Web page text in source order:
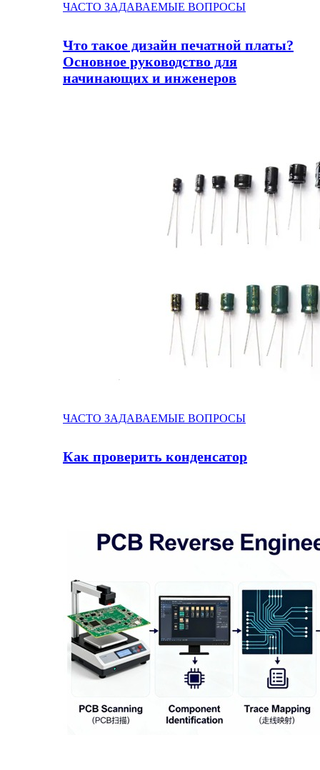
ЧАСТО ЗАДАВАЕМЫЕ ВОПРОСЫ
Что такое дизайн печатной платы?
Основное руководство для
начинающих и инженеров
ЧАСТО ЗАДАВАЕМЫЕ ВОПРОСЫ
Как проверить конденсатор